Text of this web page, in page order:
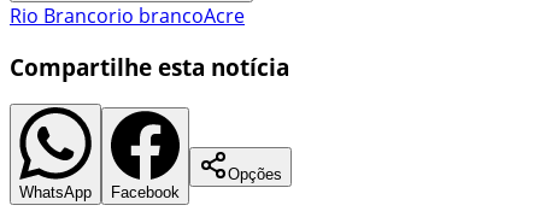
Rio Brancorio brancoAcre
Compartilhe esta notícia
WhatsApp Facebook
Opções